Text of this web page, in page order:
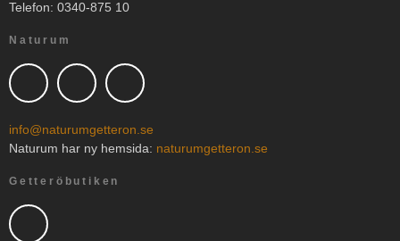
Telefon: 0340-875 10
Naturum
info@naturumgetteron.se
Naturum har ny hemsida: naturumgetteron.se
Getteröbutiken